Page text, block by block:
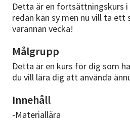
Detta är en fortsättningskurs
redan kan sy men nu vill ta ett
varannan vecka!
Målgrupp
Detta är en kurs för dig som
du vill lära dig att använda
Innehåll
-Materiallära